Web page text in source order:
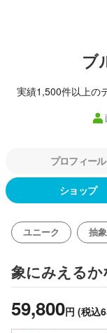
ブ
実績1,500件以上の
プロフィール
ショップ
ユニーク 抽
象にみえるか
59,800円 (税込